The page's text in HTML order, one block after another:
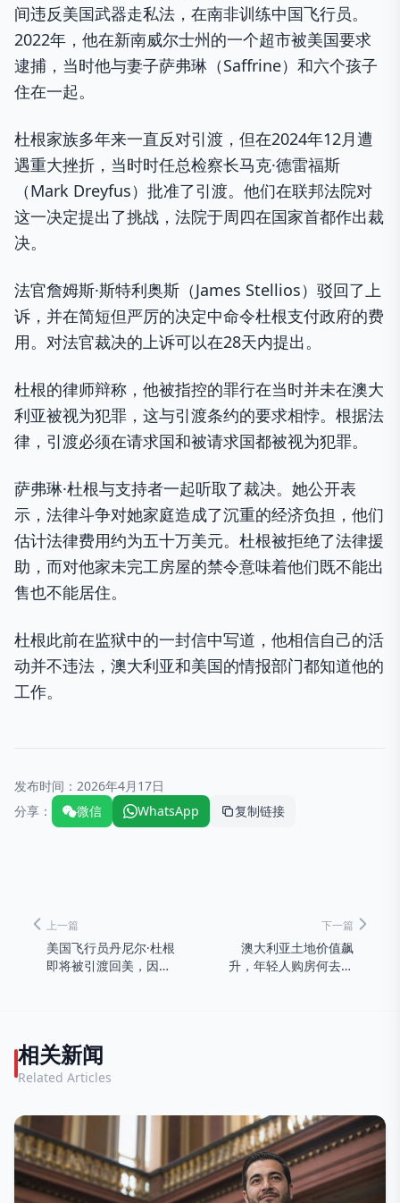
间违反美国武器走私法，在南非训练中国飞行员。
2022年，他在新南威尔士州的一个超市被美国要求
逮捕，当时他与妻子萨弗琳（Saffrine）和六个孩子
住在一起。
杜根家族多年来一直反对引渡，但在2024年12月遭
遇重大挫折，当时时任总检察长马克·德雷福斯
（Mark Dreyfus）批准了引渡。他们在联邦法院对
这一决定提出了挑战，法院于周四在国家首都作出裁
决。
法官詹姆斯·斯特利奥斯（James Stellios）驳回了上
诉，并在简短但严厉的决定中命令杜根支付政府的费
用。对法官裁决的上诉可以在28天内提出。
杜根的律师辩称，他被指控的罪行在当时并未在澳大
利亚被视为犯罪，这与引渡条约的要求相悖。根据法
律，引渡必须在请求国和被请求国都被视为犯罪。
萨弗琳·杜根与支持者一起听取了裁决。她公开表
示，法律斗争对她家庭造成了沉重的经济负担，他们
估计法律费用约为五十万美元。杜根被拒绝了法律援
助，而对他家未完工房屋的禁令意味着他们既不能出
售也不能居住。
杜根此前在监狱中的一封信中写道，他相信自己的活
动并不违法，澳大利亚和美国的情报部门都知道他的
工作。
发布时间： 2026年4月17日
分享：
微信 WhatsApp 复制链接
上一篇
美国飞行员丹尼尔·杜根
即将被引渡回美，因上
下一篇
澳大利亚土地价值飙
升，年轻人购房何去何
相关新闻
Related Articles